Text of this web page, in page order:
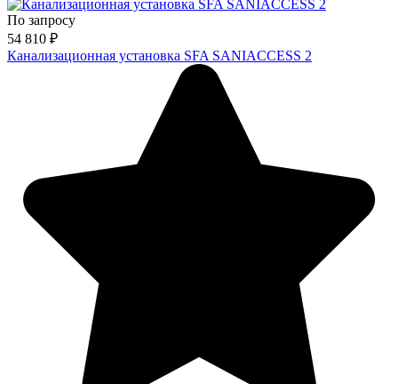
По запросу
54 810 ₽
Канализационная установка SFA SANIACCESS 2